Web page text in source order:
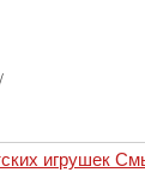
игрушек